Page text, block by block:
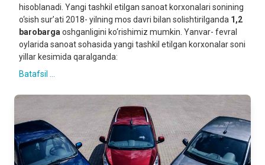
hisoblanadi. Yangi tashkil etilgan sanoat korxonalari sonining
o‘sish sur’ati 2018- yilning mos davri bilan solishtirilganda 1,2
barobarga oshganligini ko‘rishimiz mumkin. Yanvar- fevral
oylarida sanoat sohasida yangi tashkil etilgan korxonalar soni
yillar kesimida qaralganda:
Batafsil ...